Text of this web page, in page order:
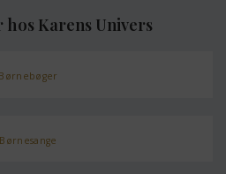
Karens Univers
Børnebøger
Børnesange